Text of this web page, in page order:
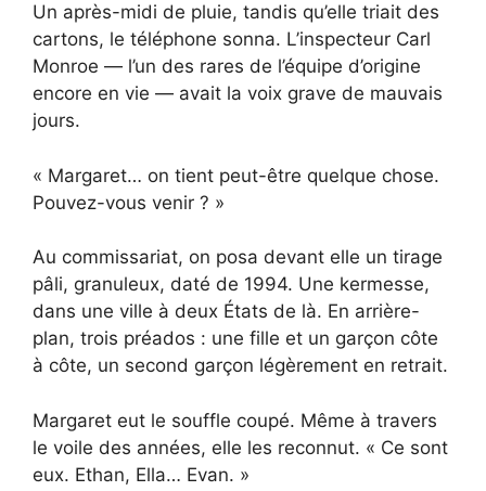
Un après-midi de pluie, tandis qu’elle triait des
cartons, le téléphone sonna. L’inspecteur Carl
Monroe — l’un des rares de l’équipe d’origine
encore en vie — avait la voix grave de mauvais
jours.
« Margaret… on tient peut-être quelque chose.
Pouvez-vous venir ? »
Au commissariat, on posa devant elle un tirage
pâli, granuleux, daté de 1994. Une kermesse,
dans une ville à deux États de là. En arrière-
plan, trois préados : une fille et un garçon côte
à côte, un second garçon légèrement en retrait.
Margaret eut le souffle coupé. Même à travers
le voile des années, elle les reconnut. « Ce sont
eux. Ethan, Ella… Evan. »